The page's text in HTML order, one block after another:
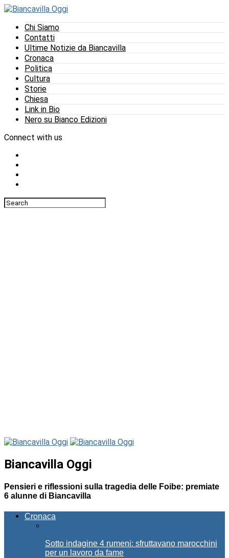
Chi Siamo
Contatti
Ultime Notizie da Biancavilla
Cronaca
Politica
Cultura
Storie
Chiesa
Link in Bio
Nero su Bianco Edizioni
Connect with us
Biancavilla Oggi
Pensieri e riflessioni sulla tragedia delle Foibe: premiate
6 alunne di Biancavilla
Cronaca
Sotto indagine 4 rumeni: sfruttavano marocchini
per un lavoro da fame